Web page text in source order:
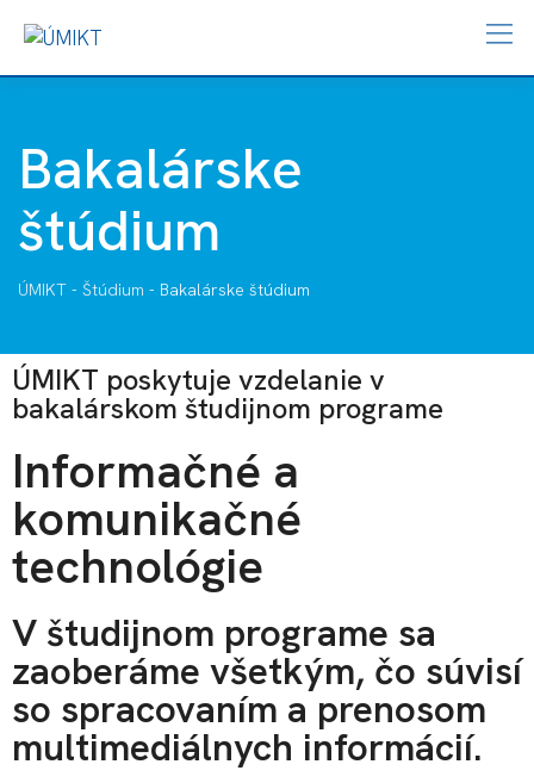
Bakalárske
štúdium
ÚMIKT - Štúdium - Bakalárske štúdium
ÚMIKT poskytuje vzdelanie v
bakalárskom študijnom programe
Informačné a
komunikačné
technológie
V študijnom programe sa
zaoberáme všetkým, čo súvisí
so spracovaním a prenosom
multimediálnych informácií.